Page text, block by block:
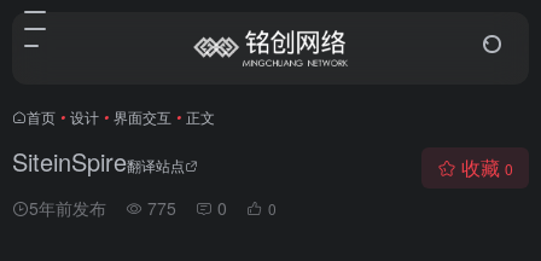
首页 • 设计 • 界面交互 • 正文
SiteinSpire翻译站点
5年前发布 775 0 0
收藏 0